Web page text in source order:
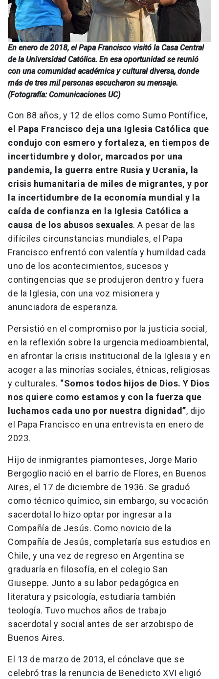
En enero de 2018, el Papa Francisco visitó la Casa Central
de la Universidad Católica. En esa oportunidad se reunió
con una comunidad académica y cultural diversa, donde
más de tres mil personas escucharon su mensaje.
(Fotografía: Comunicaciones UC)
Con 88 años, y 12 de ellos como Sumo Pontífice,
el Papa Francisco deja una Iglesia Católica que
condujo con esmero y fortaleza, en tiempos de
incertidumbre y dolor, marcados por una
pandemia, la guerra entre Rusia y Ucrania, la
crisis humanitaria de miles de migrantes, y por
la incertidumbre de la economía mundial y la
caída de confianza en la Iglesia Católica a
causa de los abusos sexuales. A pesar de las
difíciles circunstancias mundiales, el Papa
Francisco enfrentó con valentía y humildad cada
uno de los acontecimientos, sucesos y
contingencias que se produjeron dentro y fuera
de la Iglesia, con una voz misionera y
anunciadora de esperanza.
Persistió en el compromiso por la justicia social,
en la reflexión sobre la urgencia medioambiental,
en afrontar la crisis institucional de la Iglesia y en
acoger a las minorías sociales, étnicas, religiosas
y culturales. “Somos todos hijos de Dios. Y Dios
nos quiere como estamos y con la fuerza que
luchamos cada uno por nuestra dignidad”, dijo
el Papa Francisco en una entrevista en enero de
2023.
Hijo de inmigrantes piamonteses, Jorge Mario
Bergoglio nació en el barrio de Flores, en Buenos
Aires, el 17 de diciembre de 1936. Se graduó
como técnico químico, sin embargo, su vocación
sacerdotal lo hizo optar por ingresar a la
Compañía de Jesús. Como novicio de la
Compañía de Jesús, completaría sus estudios en
Chile, y una vez de regreso en Argentina se
graduaría en filosofía, en el colegio San
Giuseppe. Junto a su labor pedagógica en
literatura y psicología, estudiaría también
teología. Tuvo muchos años de trabajo
sacerdotal y social antes de ser arzobispo de
Buenos Aires.
El 13 de marzo de 2013, el cónclave que se
celebró tras la renuncia de Benedicto XVI eligió